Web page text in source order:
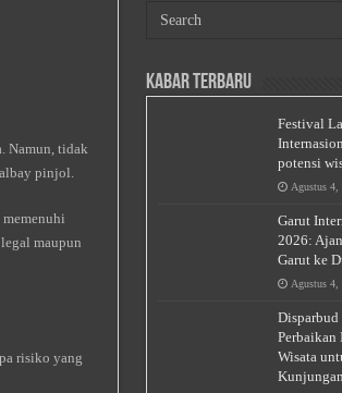
Namun, tidak
pinjol.
maupun
risiko yang
Kabar Terbaru
Festival
potensi
Agustus 4,
Garut
2026:
Garut ke
Agustus 4,
Disparbud
Perbaikan
Wisata
Kunjungan